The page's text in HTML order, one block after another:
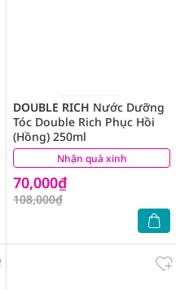
Nhận quà xinh
DOUBLE RICH Nước Dưỡng
Tóc Double Rich Phục Hồi
(Hồng) 250ml
70,000₫
108,000₫
(5)